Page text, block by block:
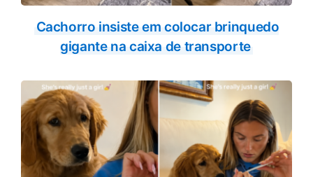
Cachorro insiste em colocar brinquedo
gigante na caixa de transporte